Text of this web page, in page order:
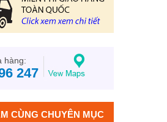
hàng:
247
CÙNG CHUYÊN MỤC